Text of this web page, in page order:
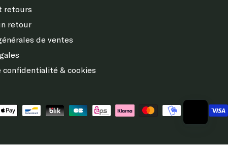
retours
retour
de ventes
confidentialité & cookies